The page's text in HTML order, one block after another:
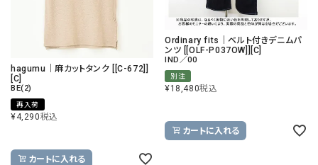
hagumu｜麻カットタンク [[C-672]]
[C]
BE(2)
再入荷
¥4,290税込
カートに入れる
Ordinary fits｜ベルト付きデニムパ
ンツ [[OLF-P037OW]][C]
IND／00
別注
¥18,480税込
カートに入れる